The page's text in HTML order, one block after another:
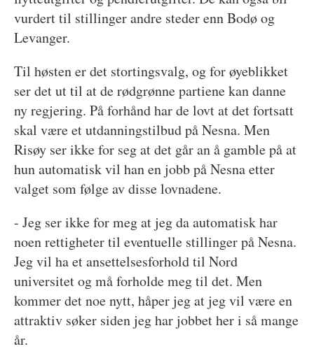
vurdert til stillinger andre steder enn Bodø og
Levanger.
Til høsten er det stortingsvalg, og for øyeblikket
ser det ut til at de rødgrønne partiene kan danne
ny regjering. På forhånd har de lovt at det fortsatt
skal være et utdanningstilbud på Nesna. Men
Risøy ser ikke for seg at det går an å gamble på at
hun automatisk vil han en jobb på Nesna etter
valget som følge av disse lovnadene.
- Jeg ser ikke for meg at jeg da automatisk har
noen rettigheter til eventuelle stillinger på Nesna.
Jeg vil ha et ansettelsesforhold til Nord
universitet og må forholde meg til det. Men
kommer det noe nytt, håper jeg at jeg vil være en
attraktiv søker siden jeg har jobbet her i så mange
år.